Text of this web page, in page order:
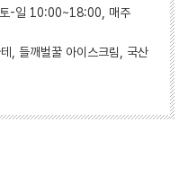
-일 10:00~18:00, 매주
, 들깨벌꿀 아이스크림, 국산